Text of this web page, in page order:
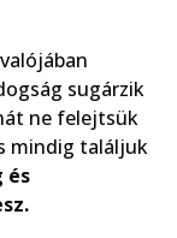
sugárzik
ne felejtsük
mindig találjuk
és